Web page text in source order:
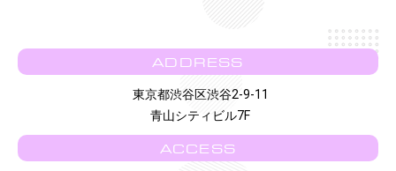
ADDRESS
東京都渋谷区渋谷2-9-11
青山シティビル7F
ACCESS